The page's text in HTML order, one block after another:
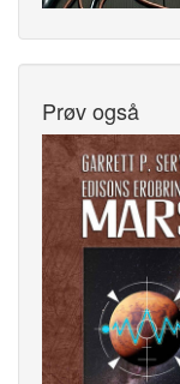
Prøv også